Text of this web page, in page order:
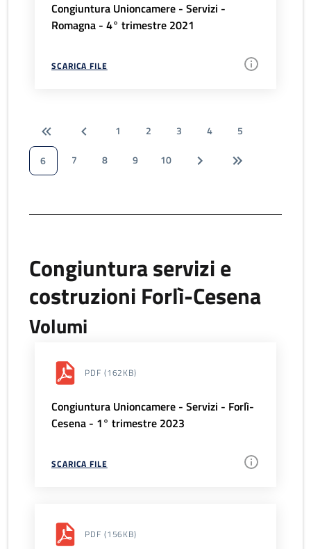
Congiuntura Unioncamere - Servizi -
Romagna - 4° trimestre 2021
SCARICA FILE
1 2 3 4
5
6
7 8 9 10
Congiuntura servizi e
costruzioni Forlì-Cesena
Volumi
PDF (162KB)
Congiuntura Unioncamere - Servizi - Forlì-
Cesena - 1° trimestre 2023
SCARICA FILE
PDF (156KB)